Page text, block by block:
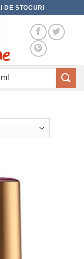
DE STOCURI